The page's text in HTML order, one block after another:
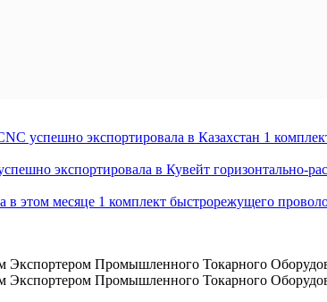
экспортировала в Казахстан 1
экспортировала в Кувейт горизонтально-
месяце 1 комплект быстрорежущего
Промышленного Токарного
Промышленного Токарного